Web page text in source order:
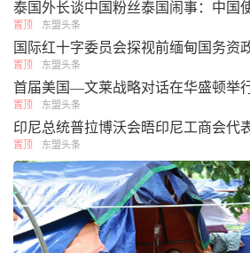
置顶 东盟头条
置顶 东盟头条
首届美国—文莱战略对话在华盛顿举
置顶 东盟头条
置顶 东盟头条